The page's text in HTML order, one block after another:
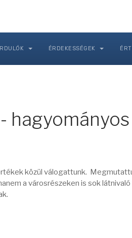
ÉRDEKESSÉGEK
közül válogattunk.
a városrészeken is sok látnivaló